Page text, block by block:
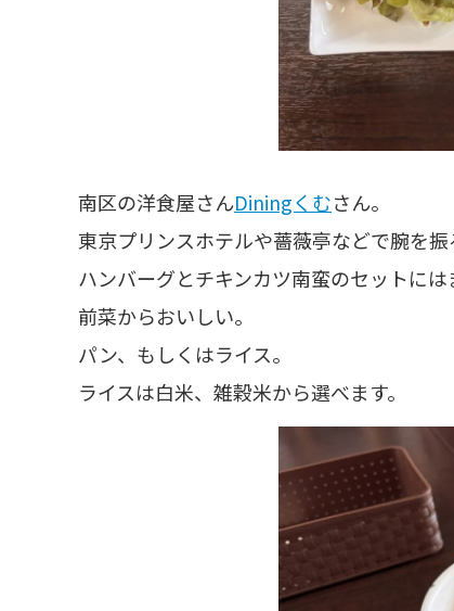
南区の洋食屋さんDiningくむさん。
東京プリンスホテルや薔薇亭などで腕を
ハンバーグとチキンカツ南蛮のセットには
前菜からおいしい。
パン、もしくはライス。
ライスは白米、雑穀米から選べます。